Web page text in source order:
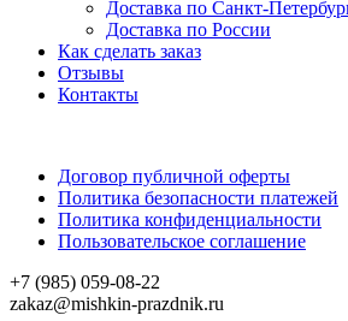
Доставка по Санкт-
Доставка по России
Как сделать заказ
Отзывы
Контакты
Договор публичной оферты
Политика безопасности платежей
Политика конфиденциальности
Пользовательское соглашение
+7 (985) 059-08-22
zakaz@mishkin-prazdnik.ru